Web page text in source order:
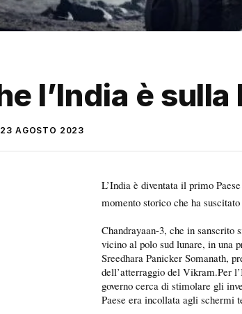
l’India è sulla
23 AGOSTO 2023
L’India è diventata il primo
momento storico che ha
Chandrayaan-3, che in sanscrito
vicino al polo sud lunare, in una
Sreedhara Panicker Somanath,
dell’atterraggio del Vikram.Per
governo cerca di stimolare gli
Paese era incollata agli schermi